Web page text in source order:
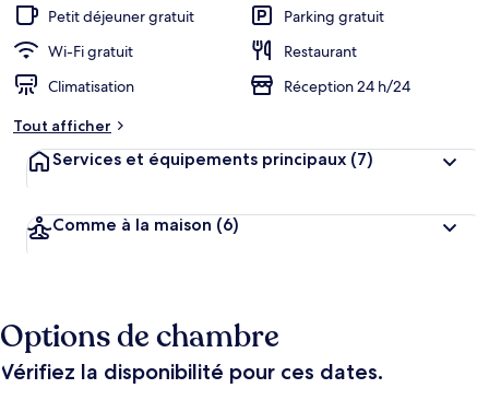
Petit déjeuner gratuit
Parking gratuit
Wi-Fi gratuit
Restaurant
Climatisation
Réception 24 h/24
Tout afficher
Services et équipements principaux (7)
Comme à la maison (6)
Options de chambre
Vérifiez la disponibilité pour ces dates.